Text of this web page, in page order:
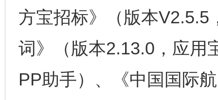
方宝招标》（版本V2.5.5
词》（版本2.13.0，应用
PP助手）、《中国国际